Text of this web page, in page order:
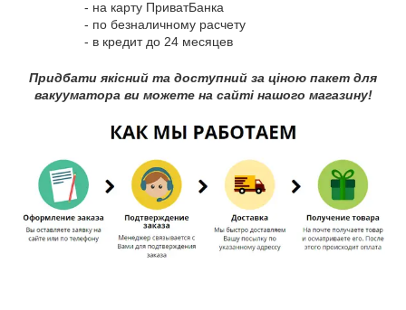
- на карту ПриватБанка
- по безналичному расчету
- в кредит до 24 месяцев
Придбати якісний та доступний за ціною пакет для
вакууматора ви можете на сайті нашого магазину!